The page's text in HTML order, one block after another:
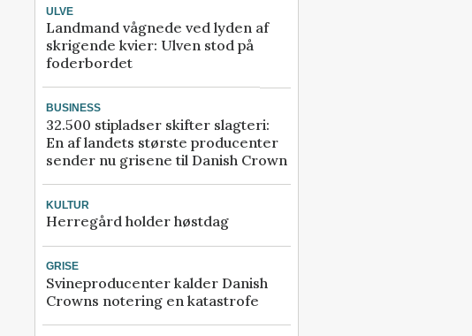
ULVE
Landmand vågnede ved lyden af
skrigende kvier: Ulven stod på
foderbordet
BUSINESS
32.500 stipladser skifter slagteri:
En af landets største producenter
sender nu grisene til Danish Crown
KULTUR
Herregård holder høstdag
GRISE
Svineproducenter kalder Danish
Crowns notering en katastrofe